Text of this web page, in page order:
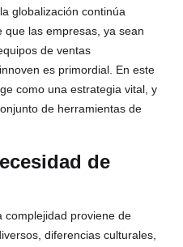
globalización continúa
las empresas, ya sean
de ventas
es primordial. En este
como una estrategia vital, y
de herramientas de
de
complejidad proviene de
diferencias culturales,